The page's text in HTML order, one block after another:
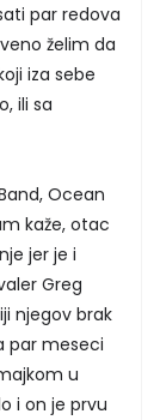
par redova
želim da
iza sebe
ili sa
Ocean
kaže, otac
jer je i
Greg
njegov brak
par meseci
u
i on je prvu